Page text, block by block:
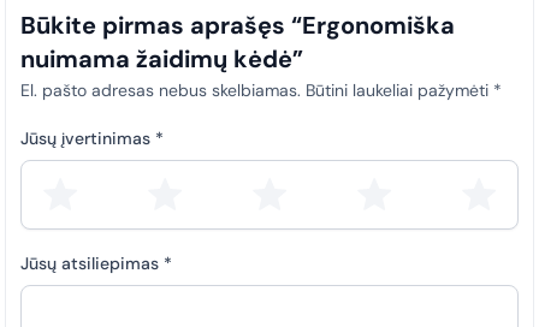
Būkite pirmas aprašęs “Ergonomiška
nuimama žaidimų kėdė”
El. pašto adresas nebus skelbiamas. Būtini laukeliai pažymėti *
Jūsų įvertinimas *
Jūsų atsiliepimas *